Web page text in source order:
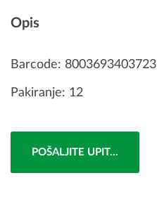
Opis
Barcode: 8003693403723
Pakiranje: 12
POŠALJITE UPIT...